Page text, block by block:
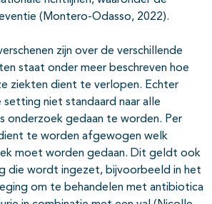
(Montero-Odasso, 2022).
zijn over de verschillende
staat onder meer beschreven hoe
ziekten dient te verlopen. Echter
niet standaard naar alle
onderzoek gedaan te worden. Per
te worden afgewogen welk
moet worden gedaan. Dit geldt ook
die wordt ingezet, bijvoorbeeld in het
om te behandelen met antibiotica